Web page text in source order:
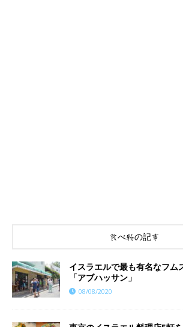
食べ物の記事
イスラエルで最も有名なフム
「アブハッサン」
08/08/2020